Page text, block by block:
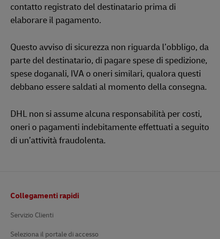
contatto registrato del destinatario prima di
elaborare il pagamento.
Questo avviso di sicurezza non riguarda l’obbligo, da
parte del destinatario, di pagare spese di spedizione,
spese doganali, IVA o oneri similari, qualora questi
debbano essere saldati al momento della consegna.
DHL non si assume alcuna responsabilità per costi,
oneri o pagamenti indebitamente effettuati a seguito
di un’attività fraudolenta.
di
Collegamenti rapidi
Servizio Clienti
Seleziona il portale di accesso